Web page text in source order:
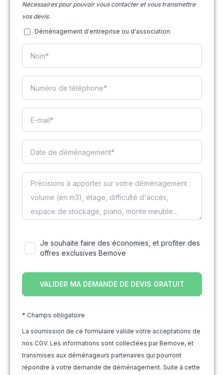
Nécessaires pour pouvoir vous contacter et vous transmettre
vos devis.
Déménagement d'entreprise ou d'association
Je souhaite faire des économies, et profiter des
offres exclusives Bemove
* Champs obligatoire
La soumission de ce formulaire valide votre acceptations de
nos CGV. Les informations sont collectées par Bemove, et
transmises aux déménageurs partenaires qui pourront
répondre à votre demande de déménagement. Suite à cette